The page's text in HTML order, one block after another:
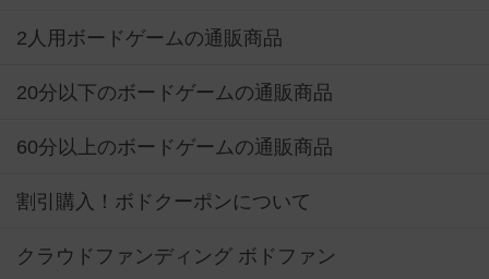
2人用ボードゲームの通販商品
20分以下のボードゲームの通販商品
60分以上のボードゲームの通販商品
割引購入！ボドクーポンについて
クラウドファンディング ボドファン